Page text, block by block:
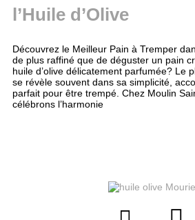
l’Huile d’Olive
Découvrez le Meilleur Pain à Tremper
de plus raffiné que de déguster un pain
huile d’olive délicatement parfumée? Le
se révèle souvent dans sa simplicité,
parfait pour être trempé. Chez Moulin
célébrons l’harmonie